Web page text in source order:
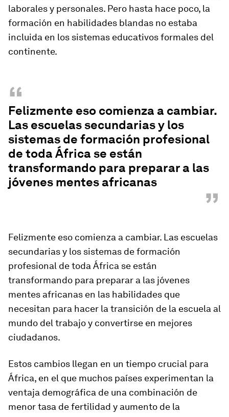
laborales y personales. Pero hasta hace poco, la
formación en habilidades blandas no estaba
incluida en los sistemas educativos formales del
continente.
“
Felizmente eso comienza a cambiar.
Las escuelas secundarias y los
sistemas de formación profesional
de toda África se están
transformando para preparar a las
jóvenes mentes africanas
”
Felizmente eso comienza a cambiar. Las escuelas
secundarias y los sistemas de formación
profesional de toda África se están
transformando para preparar a las jóvenes
mentes africanas en las habilidades que
necesitan para hacer la transición de la escuela al
mundo del trabajo y convertirse en mejores
ciudadanos.
Estos cambios llegan en un tiempo crucial para
África, en el que muchos países experimentan la
ventaja demográfica de una combinación de
menor tasa de fertilidad y aumento de la